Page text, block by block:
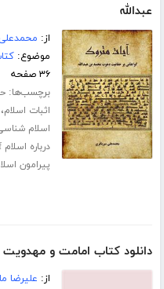
عبدالله
از:
موضوع:
۳۶ صفحه
برچسب‌ها:
اثبات اسلام،
اسلام
درباره اسلام pdf
پیرامون
دانلود کتاب امامت و مهدویت
از: علیرضا